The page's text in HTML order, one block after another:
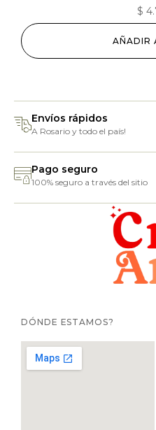
$
AÑADIR
Envíos rápidos
A Rosario y todo el país!
Pago seguro
100% seguro a través del sitio
DÓNDE ESTAMOS?